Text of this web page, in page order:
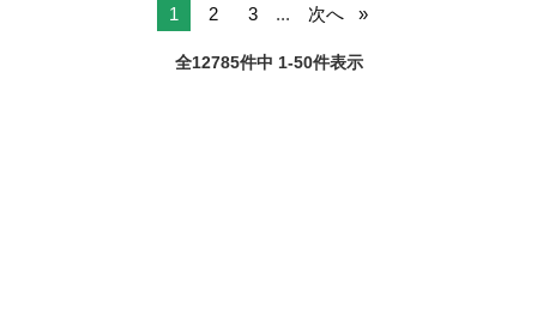
1 2 3 ... 次へ
全12785件中 1-50件表示